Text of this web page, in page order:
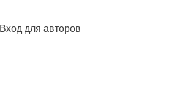
Вход для авторов